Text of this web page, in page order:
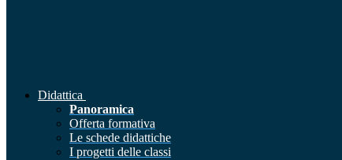
Didattica
Panoramica
Offerta formativa
Le schede didattiche
I progetti delle classi